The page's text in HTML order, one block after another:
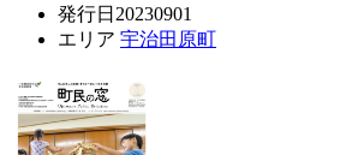
発行日 20230901
エリア 宇治田原町